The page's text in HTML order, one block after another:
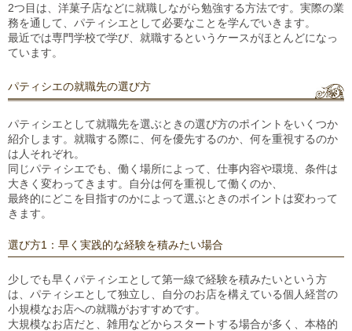
2つ目は、洋菓子店などに就職しながら勉強する方法です。実際の業
務を通して、パティシエとして必要なことを学んでいきます。
最近では専門学校で学び、就職するというケースがほとんどになっ
ています。
パティシエの就職先の選び方
パティシエとして就職先を選ぶときの選び方のポイントをいくつか
紹介します。就職する際に、何を優先するのか、何を重視するのか
は人それぞれ。
同じパティシエでも、働く場所によって、仕事内容や環境、条件は
大きく変わってきます。自分は何を重視して働くのか、
最終的にどこを目指すのかによって選ぶときのポイントは変わって
きます。
選び方1：早く実践的な経験を積みたい場合
少しでも早くパティシエとして第一線で経験を積みたいという方
は、パティシエとして独立し、自分のお店を構えている個人経営の
小規模なお店への就職がおすすめです。
大規模なお店だと、雑用などからスタートする場合が多く、本格的